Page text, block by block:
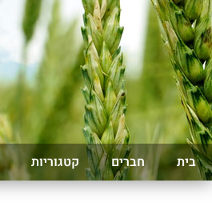
בית חברים קטגוריות